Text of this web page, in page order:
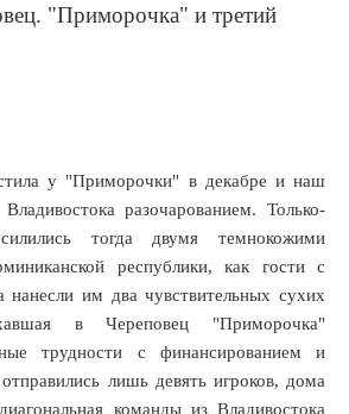
"Приморочка" и третий
у "Приморочки" в декабре и наш
разочарованием. Только-
тогда двумя темнокожими
республики, как гости с
нанесли им два чувствительных сухих
в Череповец "Приморочка"
трудности с финансированием и
лишь девять игроков, дома
команды из Владивостока